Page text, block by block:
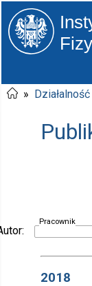
» Działalność
Pracownik
2018